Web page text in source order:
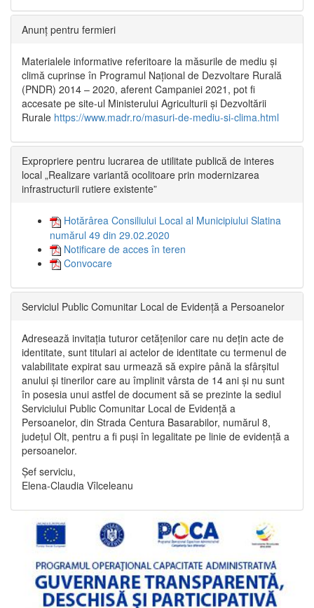
Anunț pentru fermieri
Materialele informative referitoare la măsurile de mediu și
climă cuprinse în Programul Național de Dezvoltare Rurală
(PNDR) 2014 – 2020, aferent Campaniei 2021, pot fi
accesate pe site-ul Ministerului Agriculturii și Dezvoltării
Rurale https://www.madr.ro/masuri-de-mediu-si-clima.html
Expropriere pentru lucrarea de utilitate publică de interes
local „Realizare variantă ocolitoare prin modernizarea
infrastructurii rutiere existente”
Hotărârea Consiliului Local al Municipiului Slatina
numărul 49 din 29.02.2020
Notificare de acces în teren
Convocare
Serviciul Public Comunitar Local de Evidență a Persoanelor
Adresează invitația tuturor cetățenilor care nu dețin acte de
identitate, sunt titulari ai actelor de identitate cu termenul de
valabilitate expirat sau urmează să expire până la sfârșitul
anului și tinerilor care au împlinit vârsta de 14 ani și nu sunt
în posesia unui astfel de document să se prezinte la sediul
Serviciului Public Comunitar Local de Evidență a
Persoanelor, din Strada Centura Basarabilor, numărul 8,
județul Olt, pentru a fi puși în legalitate pe linie de evidență a
persoanelor.
Șef serviciu,
Elena-Claudia Vîlceleanu